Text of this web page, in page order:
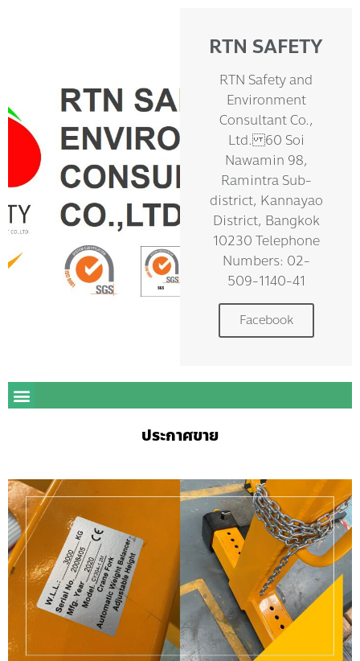
RTN SAFETY
RTN Safety and
Environment
Consultant Co.,
Ltd. 60 Soi
Nawamin 98,
Ramintra Sub-
district, Kannayao
District, Bangkok
10230 Telephone
Numbers: 02-
509-1140-41
Facebook
ประกาศขาย